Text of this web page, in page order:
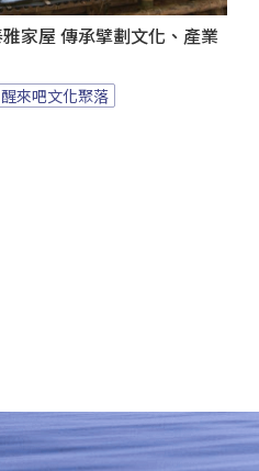
家屋 傳承擘劃文化、產業
醒來吧文化聚落